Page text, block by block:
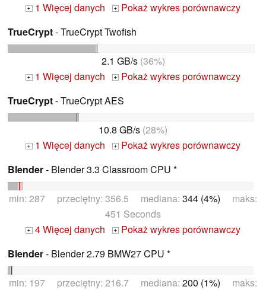
+ 1 Więcej danych +
Pokaż wykres porównawczy
TrueCrypt- TrueCrypt Twofish
2.1 GB/s(36%)
+ 1 Więcej danych +
Pokaż wykres porównawczy
TrueCrypt- TrueCrypt AES
10.8 GB/s (28%)
+ 1 Więcej danych +
Pokaż wykres porównawczy
Blender- Blender 3.3 Classroom CPU *
min: 287 przeciętny: 356.5 mediana: 344 (4%) maks:
451 Seconds
+ 4 Więcej danych +
Pokaż wykres porównawczy
Blender- Blender 2.79 BMW27 CPU *
min: 197 przeciętny: 216.7 mediana: 200 (1%) maks: